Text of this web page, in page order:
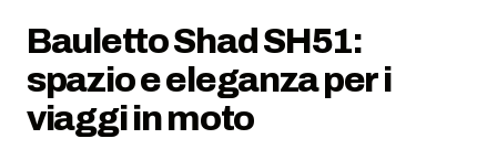
Bauletto Shad SH51:
spazio e eleganza per i
viaggi in moto